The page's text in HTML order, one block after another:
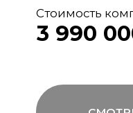
4 890 000 ₽
8,4 × 4,8 × 3,1 м
Размеры (ДxШxВ):
40 м²